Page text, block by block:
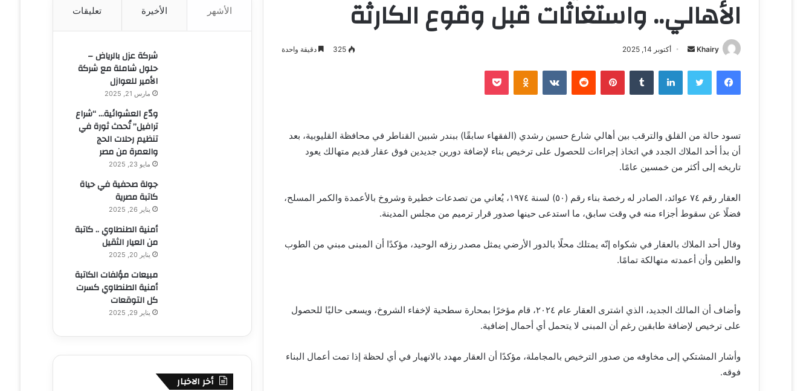
الأهالي.. واستغاثات قبل وقوع الكارثة
Khairy
أ
ل
د
ل
ن
أكتوبر 14, 2025 325 دقيقة واحدة
فيسبوك تويتر لينكدإن ‏Tumblr بينتيريست ‏Reddit
‏VKontakte
Odnoklassniki بوكيت
تسود حالة من القلق والترقب بين أهالي شارع حسين رشدي (الفقهاء سابقًا) ببندر شبين القناطر في محافظة القليوبية، بعد
أن بدأ أحد الملاك الجدد في اتخاذ إجراءات للحصول على ترخيص بناء لإضافة دورين جديدين فوق عقار قديم متهالك يعود
تاريخه إلى أكثر من خمسين عامًا.
العقار رقم ٧٤ عوائد، الصادر له رخصة بناء رقم (٥٠) لسنة ١٩٧٤، يُعاني من تصدعات خطيرة وشروخ بالأعمدة والكمر المسلح،
فضلًا عن سقوط أجزاء منه في وقت سابق، ما استدعى حينها صدور قرار ترميم من مجلس المدينة.
وقال أحد الملاك بالعقار في شكواه إنّه يمتلك محلًا بالدور الأرضي يمثل مصدر رزقه الوحيد، مؤكدًا أن المبنى مبني من الطوب
والطين وأن أعمدته متهالكة تمامًا.
وأضاف أن المالك الجديد، الذي اشترى العقار عام ٢٠٢٤، قام مؤخرًا بمحارة سطحية لإخفاء الشروخ، ويسعى حاليًا للحصول
على ترخيص لإضافة طابقين رغم أن المبنى لا يتحمل أي أحمال إضافية.
وأشار المشتكي إلى مخاوفه من صدور الترخيص بالمجاملة، مؤكدًا أن العقار مهدد بالانهيار في أي لحظة إذا تمت أعمال البناء
فوقه.
الأشهر الأخيرة تعليقات
شركة عزل بالرياض –
حلول شاملة مع شركة
الأمير للعوازل
مارس 21, 2025
ودّع العشوائية… “شراع
ترافيل” تُحدث ثورة في
تنظيم رحلات الحج
والعمرة من مصر
مايو 23, 2025
جولة صحفية في حياة
كاتبة مصرية
يناير 26, 2025
أمنية الطنطاوي .. كاتبة
من العيار الثقيل
يناير 20, 2025
مبيعات مؤلفات الكاتبة
أمنية الطنطاوي كسرت
كل التوقعات
يناير 29, 2025
أخر الاخبار